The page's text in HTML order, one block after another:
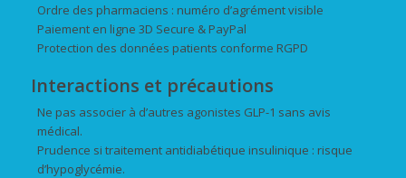
Ordre des pharmaciens : numéro d’agrément visible
Paiement en ligne 3D Secure & PayPal
Protection des données patients conforme RGPD
Interactions et précautions
Ne pas associer à d’autres agonistes GLP-1 sans avis
médical.
Prudence si traitement antidiabétique insulinique : risque
d’hypoglycémie.